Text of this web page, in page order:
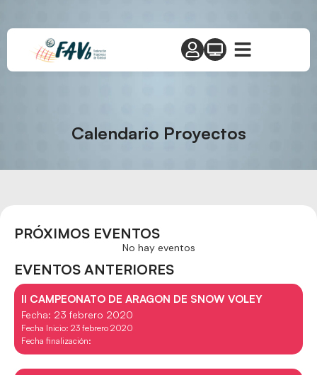
Calendario Proyectos
PRÓXIMOS EVENTOS
No hay eventos
EVENTOS ANTERIORES
II CAMPEONATO DE ARAGON DE SNOW VOLEY
Fecha: 23 febrero 2020
Fecha Inicio: 23 febrero 2020
Fecha finalización: